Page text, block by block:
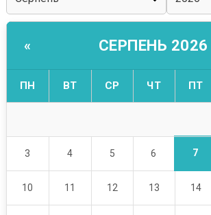
« СЕРПЕНЬ 2026
ПН ВТ СР ЧТ ПТ
3 4 5 6 7
10 11 12 13 14